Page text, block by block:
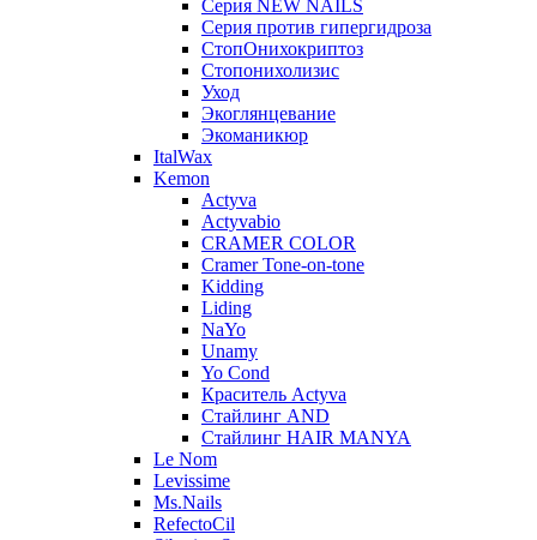
Серия NEW NAILS
Серия против гипергидроза
СтопОнихокриптоз
Стопонихолизис
Уход
Экоглянцевание
Экоманикюр
ItalWax
Kemon
Actyva
Actyvabio
CRAMER COLOR
Cramer Tone-on-tone
Kidding
Liding
NaYo
Unamy
Yo Cond
Краситель Actyva
Стайлинг AND
Стайлинг HAIR MANYA
Le Nom
Levissime
Ms.Nails
RefectoCil